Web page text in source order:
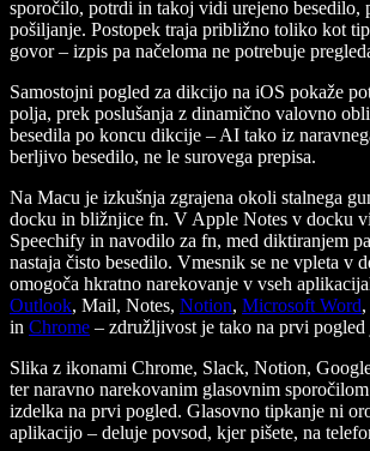
sporočilo, potrdi in takoj vidi urejeno besedilo,
pošiljanje. Postopek traja približno toliko kot
govor – izpis pa načeloma ne potrebuje
Samostojni pogled za dikcijo na iOS pokaže
polja, prek poslušanja z dinamično valovno
besedila po koncu dikcije – AI tako iz
berljivo besedilo, ne le surovega prepisa.
Na Macu je izkušnja zgrajena okoli stalnega
docku in bližnjice fn. V Apple Notes v docku
Speechify in navodilo za fn, med diktiranjem
nastaja čisto besedilo. Vmesnik se ne vpleta v
omogoča hkratno narekovanje v vseh
Outlook, Mail, Notes, Notion, Microsoft Word,
in Chrome – združljivost je tako na prvi pogled
Slika z ikonami Chrome, Slack, Notion,
ter naravno narekovanim glasovnim
izdelka na prvi pogled. Glasovno tipkanje ni
aplikacijo – deluje povsod, kjer pišete, na